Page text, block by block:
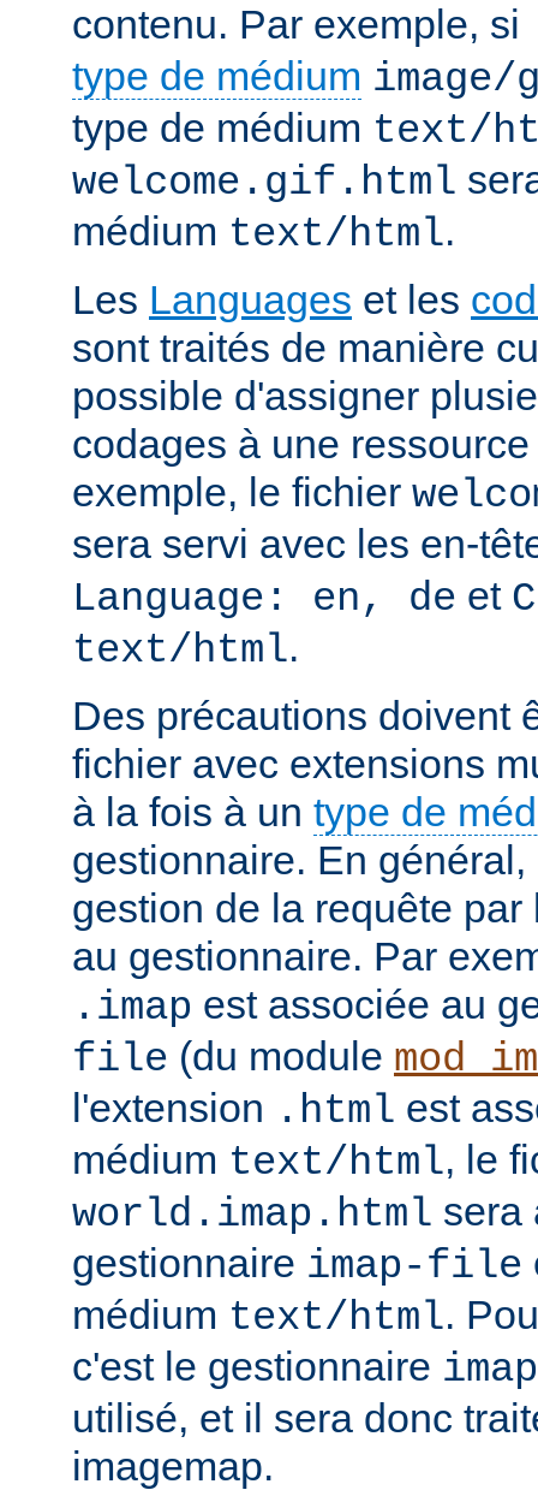
contenu. Par exemple, si
type de médium
type de médium text/
welcome.gif.html
médium text/html.
Les Languages et les
sont traités de manière
possible d'assigner
codages à une
exemple, le fichier
sera servi avec les en-
Language: en, de et
text/html.
Des précautions doivent
fichier avec extensions
à la fois à un type de
gestionnaire. En
gestion de la requête
au gestionnaire. Par
.imap est associée au
file (du module
l'extension .html est
médium text/html, le
world.imap.html sera
gestionnaire imap-file
médium text/html.
c'est le gestionnaire
utilisé, et il sera donc
imagemap.